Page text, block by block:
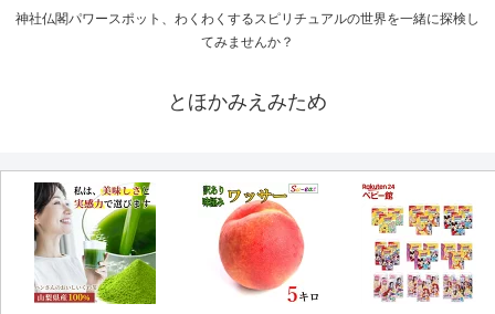
神社仏閣パワースポット、わくわくするスピリチュアルの世界を一緒に探検し
てみませんか？
とほかみえみため